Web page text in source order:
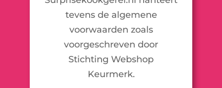
tevens de algemene
voorwaarden zoals
voorgeschreven door
Stichting Webshop
Keurmerk.